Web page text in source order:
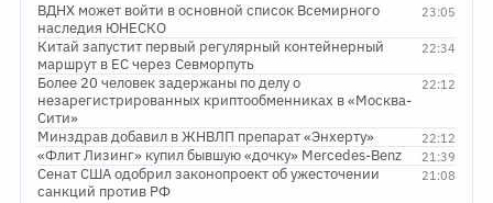
23:05
ВДНХ может войти в основной список Всемирного
наследия ЮНЕСКО
22:34
Китай запустит первый регулярный контейнерный
маршрут в ЕС через Севморпуть
22:12
Более 20 человек задержаны по делу о
незарегистрированных криптообменниках в «Москва-
Сити»
22:12
Минздрав добавил в ЖНВЛП препарат «Энхерту»
21:39
«Флит Лизинг» купил бывшую «дочку» Mercedes-Benz
21:08
Сенат США одобрил законопроект об ужесточении
санкций против РФ